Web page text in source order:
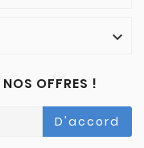

OFFRES !
D'accord